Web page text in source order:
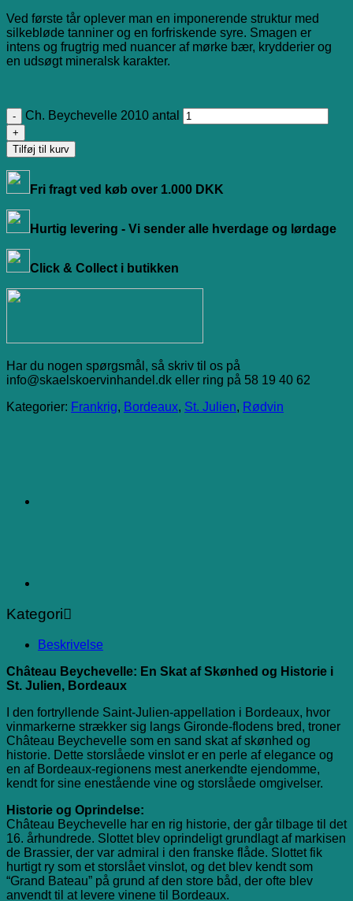
Ved første tår oplever man en imponerende struktur med
silkebløde tanniner og en forfriskende syre. Smagen er
intens og frugtrig med nuancer af mørke bær, krydderier og
en udsøgt mineralsk karakter.
Ch. Beychevelle 2010 antal
Tilføj til kurv
Fri fragt ved køb over 1.000 DKK
Hurtig levering - Vi sender alle hverdage og lørdage
Click & Collect i butikken
Har du nogen spørgsmål, så skriv til os på
info@skaelskoervinhandel.dk eller ring på 58 19 40 62
Kategorier: Frankrig, Bordeaux, St. Julien, Rødvin
Kategori
Beskrivelse
Château Beychevelle: En Skat af Skønhed og Historie i
St. Julien, Bordeaux
I den fortryllende Saint-Julien-appellation i Bordeaux, hvor
vinmarkerne strækker sig langs Gironde-flodens bred, troner
Château Beychevelle som en sand skat af skønhed og
historie. Dette storslåede vinslot er en perle af elegance og
en af Bordeaux-regionens mest anerkendte ejendomme,
kendt for sine enestående vine og storslåede omgivelser.
Historie og Oprindelse:
Château Beychevelle har en rig historie, der går tilbage til det
16. århundrede. Slottet blev oprindeligt grundlagt af markisen
de Brassier, der var admiral i den franske flåde. Slottet fik
hurtigt ry som et storslået vinslot, og det blev kendt som
“Grand Bateau” på grund af den store båd, der ofte blev
anvendt til at levere vinene til Bordeaux.